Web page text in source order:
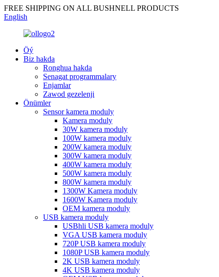
FREE SHIPPING ON ALL BUSHNELL PRODUCTS
English
Öý
Biz hakda
Ronghua hakda
Senagat programmalary
Enjamlar
Zawod gezelenji
Önümler
Sensor kamera moduly
Kamera moduly
30W kamera moduly
100W kamera moduly
200W kamera moduly
300W kamera moduly
400W kamera moduly
500W kamera moduly
800W kamera moduly
1300W Kamera moduly
1600W Kamera moduly
OEM kamera moduly
USB kamera moduly
USBhli USB kamera moduly
VGA USB kamera moduly
720P USB kamera moduly
1080P USB kamera moduly
2K USB kamera moduly
4K USB kamera moduly